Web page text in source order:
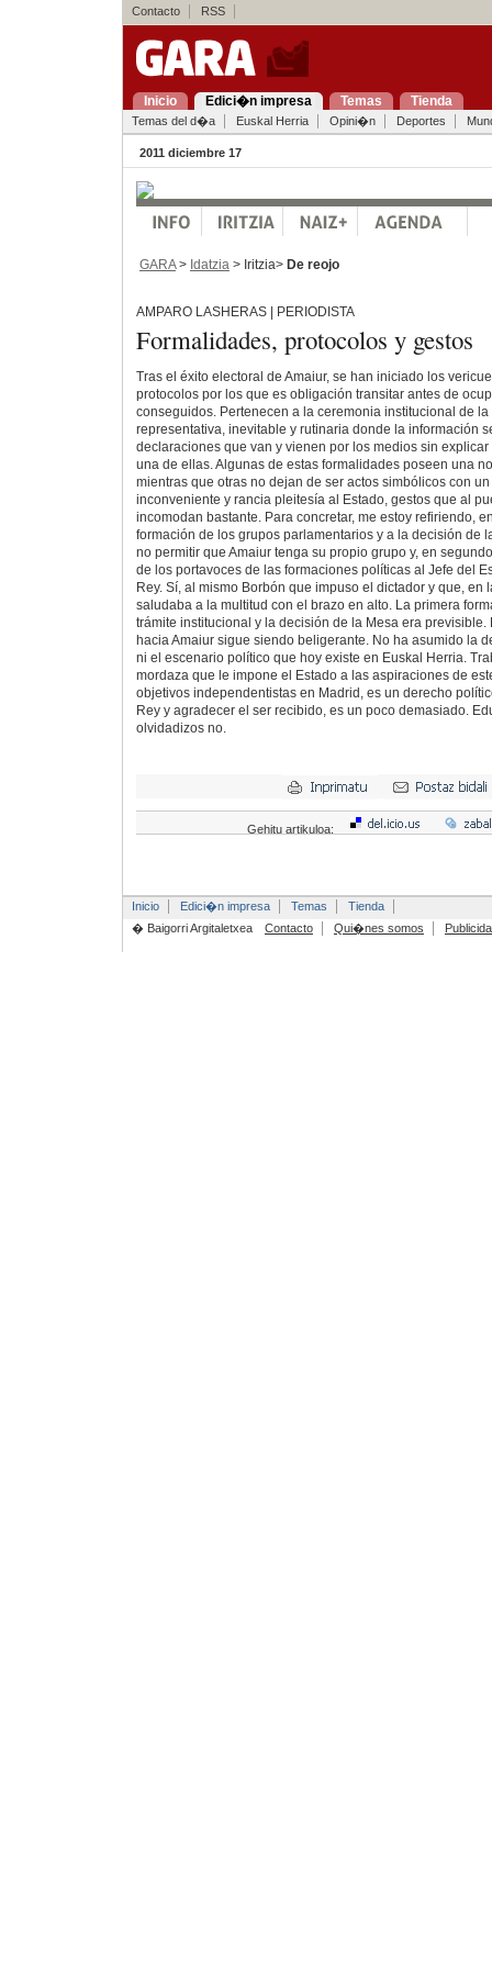
Contacto RSS
Inicio Edici�n impresa Temas Tienda
Temas del d�a Euskal Herria Opini�n Deportes
2011 diciembre 17
GARA> Idatzia > Iritzia> De reojo
AMPARO LASHERAS | PERIODISTA
Formalidades, protocolos y gestos
Tras el éxito electoral de Amaiur, se han iniciado los
protocolos por los que es obligación transitar antes de
conseguidos. Pertenecen a la ceremonia institucional de
representativa, inevitable y rutinaria donde la información
declaraciones que van y vienen por los medios sin
una de ellas. Algunas de estas formalidades poseen una
mientras que otras no dejan de ser actos simbólicos con
inconveniente y rancia pleitesía al Estado, gestos que al
incomodan bastante. Para concretar, me estoy refiriendo,
formación de los grupos parlamentarios y a la decisión de
no permitir que Amaiur tenga su propio grupo y, en
de los portavoces de las formaciones políticas al Jefe del
Rey. Sí, al mismo Borbón que impuso el dictador y que, en
saludaba a la multitud con el brazo en alto. La primera
trámite institucional y la decisión de la Mesa era
hacia Amaiur sigue siendo beligerante. No ha asumido la
ni el escenario político que hoy existe en Euskal Herria.
mordaza que le impone el Estado a las aspiraciones de
objetivos independentistas en Madrid, es un derecho
Rey y agradecer el ser recibido, es un poco demasiado.
olvidadizos no.
Gehitu artikuloa:
Inicio Edici�n impresa Temas
Tienda
� Baigorri Argitaletxea
Contacto Qui�nes somos